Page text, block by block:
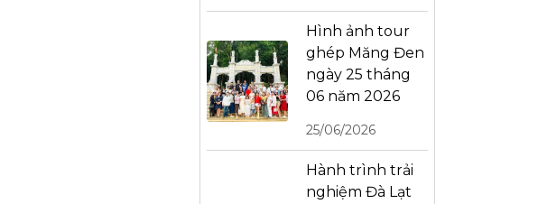
Hình ảnh tour
ghép Măng Đen
ngày 25 tháng
06 năm 2026
25/06/2026
Hành trình trải
nghiệm Đà Lạt